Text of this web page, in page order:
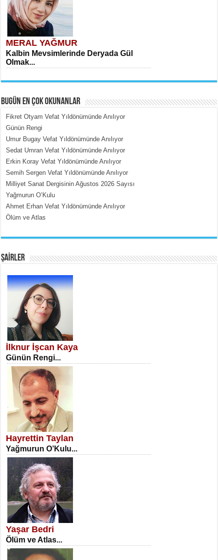
MERAL YAĞMUR
Kalbin Mevsimlerinde Deryada Gül
Olmak...
MEHMET ÇOBAN
İçerdeki Put Dışardaki Maskeler...
SATILMIŞ ÜMİT ÇETİNKAYA
Erkenlik...
NECLA DİLEK ARSLAN
Öğretmenler Günü Mahkemesi...
İSA KARATEPE
Ekranlar Arasında Kaybolan İnsan...
BUGÜN EN ÇOK OKUNANLAR
Fikret Otyam Vefat Yıldönümünde Anılıyor
Günün Rengi
Umur Bugay Vefat Yıldönümünde Anılıyor
Sedat Umran Vefat Yıldönümünde Anılıyor
Erkin Koray Vefat Yıldönümünde Anılıyor
Semih Sergen Vefat Yıldönümünde Anılıyor
Milliyet Sanat Dergisinin Ağustos 2026 Sayısı
Yağmurun O’Kulu
Ahmet Erhan Vefat Yıldönümünde Anılıyor
Ölüm ve Atlas
ŞAİRLER
İlknur İşcan Kaya
Günün Rengi...
Hayrettin Taylan
Yağmurun O’Kulu...
Yaşar Bedri
Ölüm ve Atlas...